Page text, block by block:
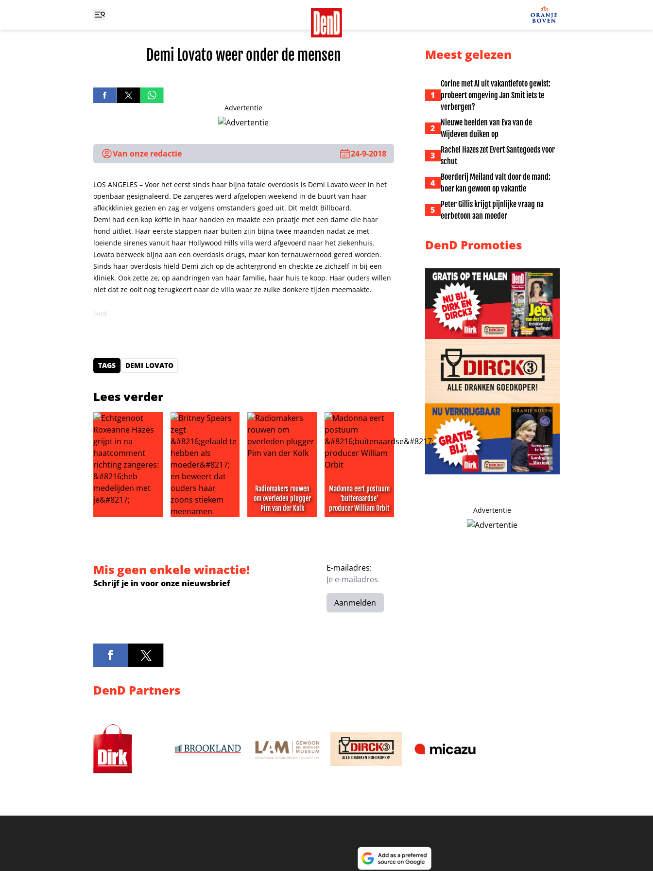
Demi Lovato weer onder de mensen
Advertentie
Van onze redactie 24-9-2018
LOS ANGELES – Voor het eerst sinds haar bijna fatale overdosis is Demi Lovato weer in het
openbaar gesignaleerd. De zangeres werd afgelopen weekend in de buurt van haar
afkickkliniek gezien en zag er volgens omstanders goed uit. Dit meldt Billboard.
Demi had een kop koffie in haar handen en maakte een praatje met een dame die haar
hond uitliet. Haar eerste stappen naar buiten zijn bijna twee maanden nadat ze met
loeiende sirenes vanuit haar Hollywood Hills villa werd afgevoerd naar het ziekenhuis.
Lovato bezweek bijna aan een overdosis drugs, maar kon ternauwernood gered worden.
Sinds haar overdosis hield Demi zich op de achtergrond en checkte ze zichzelf in bij een
kliniek. Ook zette ze, op aandringen van haar familie, haar huis te koop. Haar ouders willen
niet dat ze ooit nog terugkeert naar de villa waar ze zulke donkere tijden meemaakte.
BuzzE
TAGS DEMI LOVATO
Lees verder
Britney Spears zegt ‘gefaald te hebben als moeder’ en beweert dat ouders haar zoons stiekem meenamen
Radiomakers rouwen
om overleden plugger
Pim van der Kolk
Radiomakers rouwen om overleden plugger Pim van der Kolk
Madonna eert postuum
‘buitenaardse’
producer William Orbit
Madonna eert postuum ‘buitenaardse’ producer William Orbit
Meest gelezen
1
Corine met AI uit vakantiefoto gewist:
probeert omgeving Jan Smit iets te
verbergen?
2
Nieuwe beelden van Eva van de
Wijdeven duiken op
3
Rachel Hazes zet Evert Santegoeds voor
schut
4
Boerderij Meiland valt door de mand:
boer kan gewoon op vakantie
5
Peter Gillis krijgt pijnlijke vraag na
eerbetoon aan moeder
DenD Promoties
Advertentie
Mis geen enkele winactie!
Schrijf je in voor onze nieuwsbrief
E-mailadres:
Aanmelden
DenD Partners